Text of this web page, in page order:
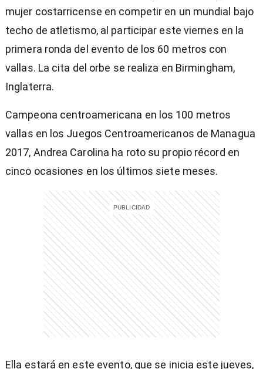
mujer costarricense en competir en un mundial bajo
techo de atletismo, al participar este viernes en la
primera ronda del evento de los 60 metros con
vallas. La cita del orbe se realiza en Birmingham,
Inglaterra.
Campeona centroamericana en los 100 metros
vallas en los Juegos Centroamericanos de Managua
2017, Andrea Carolina ha roto su propio récord en
cinco ocasiones en los últimos siete meses.
Ella estará en este evento, que se inicia este jueves,